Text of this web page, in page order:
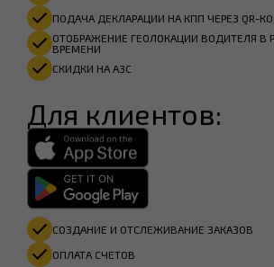
ПОДАЧА ДЕКЛАРАЦИИ НА КПП ЧЕРЕЗ QR-
ОТОБРАЖЕНИЕ ГЕОЛОКАЦИИ ВОДИТЕЛЯ В
ВРЕМЕНИ
СКИДКИ НА АЗС
Для клиентов:
СОЗДАНИЕ И ОТСЛЕЖИВАНИЕ ЗАКАЗОВ
ОПЛАТА СЧЕТОВ